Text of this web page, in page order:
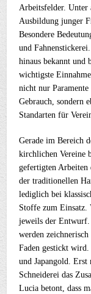
Arbeitsfelder. Unter
Ausbildung junger
Besondere
und
hinaus bekannt und
wichtigste
nicht nur
Gebrauch, sondern
Standarten für
Gerade im Bereich
kirchlichen Vereine
gefertigten
der traditionellen
lediglich bei
Stoffe zum Einsatz.
jeweils der Entwurf.
werden
Faden gestickt
und Japangold.
Schneiderei das
Lucia betont, dass